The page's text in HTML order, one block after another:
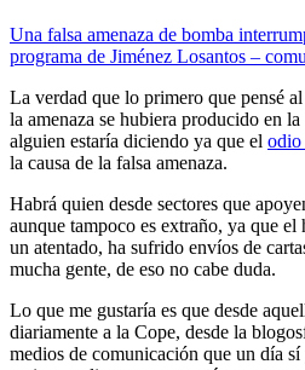
Una falsa amenaza de bomba
programa de Jiménez Losantos –
La verdad que lo primero que pensé
la amenaza se hubiera producido en
alguien estaría diciendo ya que el odio
la causa de la falsa amenaza.
Habrá quien desde sectores que
aunque tampoco es extraño, ya que
un atentado, ha sufrido envíos de
mucha gente, de eso no cabe duda.
Lo que me gustaría es que desde
diariamente a la Cope, desde la
medios de comunicación que un día